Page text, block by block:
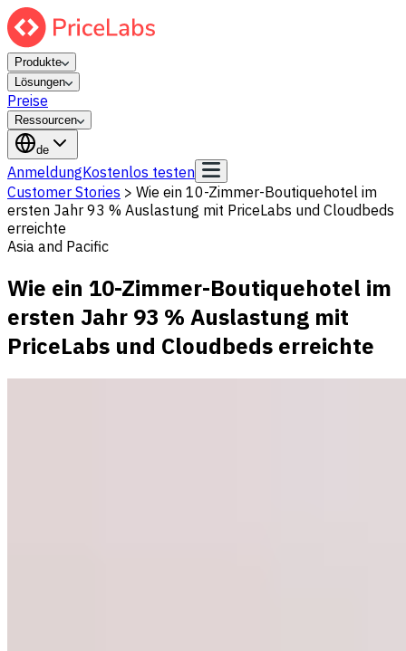
Produkte
Lösungen
Preise
Ressourcen
de
AnmeldungKostenlos testen
Customer Stories > Wie ein 10-Zimmer-Boutiquehotel im
ersten Jahr 93 % Auslastung mit PriceLabs und Cloudbeds
erreichte
Asia and Pacific
Wie ein 10-Zimmer-Boutiquehotel im
ersten Jahr 93 % Auslastung mit
PriceLabs und Cloudbeds erreichte